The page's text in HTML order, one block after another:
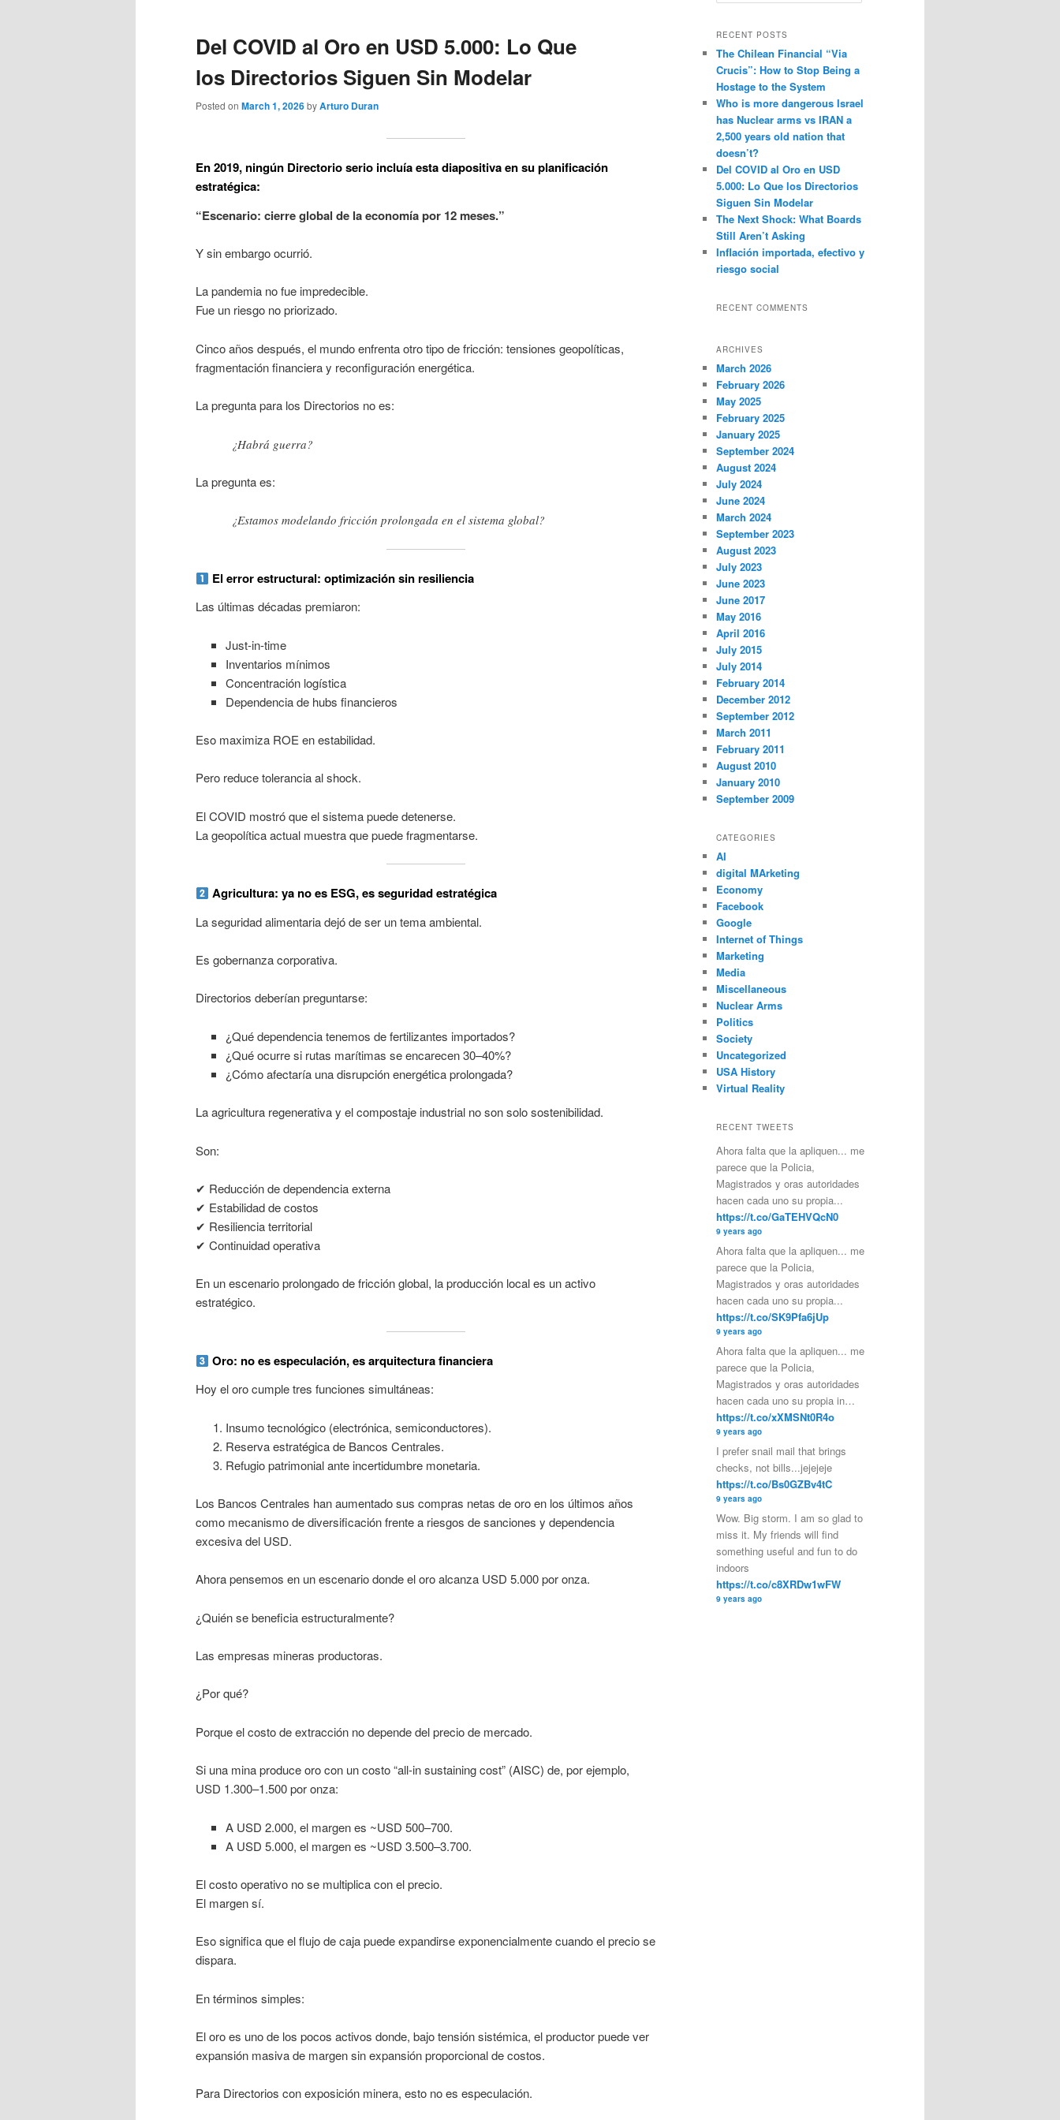
Del COVID al Oro en USD 5.000: Lo Que
los Directorios Siguen Sin Modelar
Posted on March 1, 2026byArturo Duran
En 2019, ningún Directorio serio incluía esta diapositiva en su planificación
estratégica:
“Escenario: cierre global de la economía por 12 meses.”
Y sin embargo ocurrió.
La pandemia no fue impredecible.
Fue un riesgo no priorizado.
Cinco años después, el mundo enfrenta otro tipo de fricción: tensiones geopolíticas,
fragmentación financiera y reconfiguración energética.
La pregunta para los Directorios no es:
¿Habrá guerra?
La pregunta es:
¿Estamos modelando fricción prolongada en el sistema global?
El error estructural: optimización sin resiliencia
Las últimas décadas premiaron:
Just-in-time
Inventarios mínimos
Concentración logística
Dependencia de hubs financieros
Eso maximiza ROE en estabilidad.
Pero reduce tolerancia al shock.
El COVID mostró que el sistema puede detenerse.
La geopolítica actual muestra que puede fragmentarse.
Agricultura: ya no es ESG, es seguridad estratégica
La seguridad alimentaria dejó de ser un tema ambiental.
Es gobernanza corporativa.
Directorios deberían preguntarse:
¿Qué dependencia tenemos de fertilizantes importados?
¿Qué ocurre si rutas marítimas se encarecen 30–40%?
¿Cómo afectaría una disrupción energética prolongada?
La agricultura regenerativa y el compostaje industrial no son solo sostenibilidad.
Son:
✔ Reducción de dependencia externa
✔ Estabilidad de costos
✔ Resiliencia territorial
✔ Continuidad operativa
En un escenario prolongado de fricción global, la producción local es un activo
estratégico.
Oro: no es especulación, es arquitectura financiera
Hoy el oro cumple tres funciones simultáneas:
Insumo tecnológico (electrónica, semiconductores).
Reserva estratégica de Bancos Centrales.
Refugio patrimonial ante incertidumbre monetaria.
Los Bancos Centrales han aumentado sus compras netas de oro en los últimos años
como mecanismo de diversificación frente a riesgos de sanciones y dependencia
excesiva del USD.
Ahora pensemos en un escenario donde el oro alcanza USD 5.000 por onza.
¿Quién se beneficia estructuralmente?
Las empresas mineras productoras.
¿Por qué?
Porque el costo de extracción no depende del precio de mercado.
Si una mina produce oro con un costo “all-in sustaining cost” (AISC) de, por ejemplo,
USD 1.300–1.500 por onza:
A USD 2.000, el margen es ~USD 500–700.
A USD 5.000, el margen es ~USD 3.500–3.700.
El costo operativo no se multiplica con el precio.
El margen sí.
Eso significa que el flujo de caja puede expandirse exponencialmente cuando el precio se
dispara.
En términos simples:
El oro es uno de los pocos activos donde, bajo tensión sistémica, el productor puede ver
expansión masiva de margen sin expansión proporcional de costos.
Para Directorios con exposición minera, esto no es especulación.
r
h
RECENT POSTS
The Chilean Financial “Via
Crucis”: How to Stop Being a
Hostage to the System
Who is more dangerous Israel
has Nuclear arms vs IRAN a
2,500 years old nation that
doesn’t?
Del COVID al Oro en USD
5.000: Lo Que los Directorios
Siguen Sin Modelar
The Next Shock: What Boards
Still Aren’t Asking
Inflación importada, efectivo y
riesgo social
RECENT COMMENTS
ARCHIVES
March 2026
February 2026
May 2025
February 2025
January 2025
September 2024
August 2024
July 2024
June 2024
March 2024
September 2023
August 2023
July 2023
June 2023
June 2017
May 2016
April 2016
July 2015
July 2014
February 2014
December 2012
September 2012
March 2011
February 2011
August 2010
January 2010
September 2009
CATEGORIES
AI
digital MArketing
Economy
Facebook
Google
Internet of Things
Marketing
Media
Miscellaneous
Nuclear Arms
Politics
Society
Uncategorized
USA History
Virtual Reality
RECENT TWEETS
Ahora falta que la apliquen... me
parece que la Policia,
Magistrados y oras autoridades
hacen cada uno su propia...
https://t.co/GaTEHVQcN0
9 years ago
Ahora falta que la apliquen... me
parece que la Policia,
Magistrados y oras autoridades
hacen cada uno su propia...
https://t.co/SK9Pfa6jUp
9 years ago
Ahora falta que la apliquen... me
parece que la Policia,
Magistrados y oras autoridades
hacen cada uno su propia in…
https://t.co/xXMSNt0R4o
9 years ago
I prefer snail mail that brings
checks, not bills...jejejeje
https://t.co/Bs0GZBv4tC
9 years ago
Wow. Big storm. I am so glad to
miss it. My friends will find
something useful and fun to do
indoors
https://t.co/c8XRDw1wFW
9 years ago